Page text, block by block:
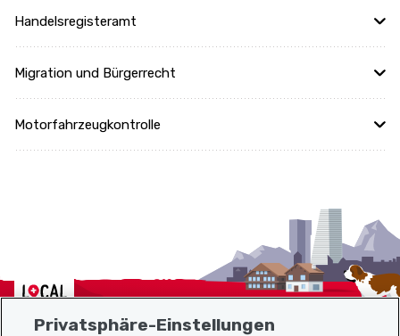
Handelsregisteramt
Migration und Bürgerrecht
Motorfahrzeugkontrolle
Localcities
Privatsphäre-Einstellungen